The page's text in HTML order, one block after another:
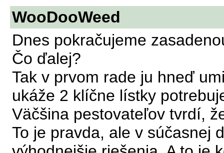
WooDooWeed
Dnes pokračujeme
Čo ďalej?
Tak v prvom rade ju hneď
ukáže 2 klíčne lístky
Väčšina pestovateľov tvrdí,
To je pravda, ale v súčasnej